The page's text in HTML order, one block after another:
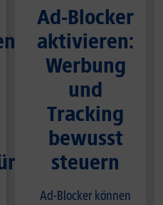
Ad-Blocker
aktivieren:
Werbung
und
Tracking
bewusst
steuern
Ad-Blocker können